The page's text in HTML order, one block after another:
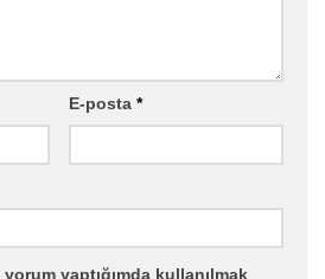
E-posta *
yaptığımda kullanılmak